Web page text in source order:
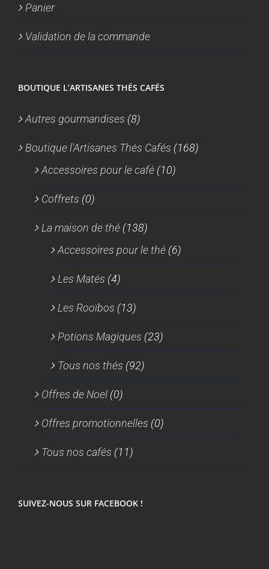
Panier
Validation de la commande
BOUTIQUE L’ARTISANES THÉS CAFÉS
Autres gourmandises (8)
Boutique l'Artisanes Thés Cafés (168)
Accessoires pour le café (10)
Coffrets (0)
La maison de thé (138)
Accessoires pour le thé (6)
Les Matés (4)
Les Rooïbos (13)
Potions Magiques (23)
Tous nos thés (92)
Offres de Noel (0)
Offres promotionnelles (0)
Tous nos cafés (11)
SUIVEZ-NOUS SUR FACEBOOK !